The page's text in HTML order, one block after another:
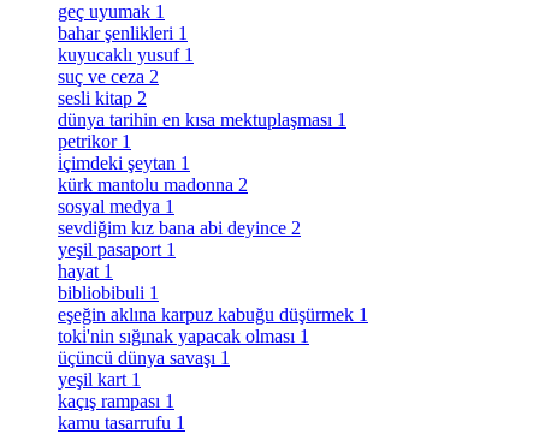
geç uyumak 1
bahar şenlikleri 1
kuyucaklı yusuf 1
suç ve ceza 2
sesli kitap 2
dünya tarihin en kısa mektuplaşması 1
petrikor 1
i̇çimdeki şeytan 1
kürk mantolu madonna 2
sosyal medya 1
sevdiğim kız bana abi deyince 2
yeşil pasaport 1
hayat 1
bibliobibuli 1
eşeğin aklına karpuz kabuğu düşürmek 1
toki̇'nin sığınak yapacak olması 1
üçüncü dünya savaşı 1
yeşil kart 1
kaçış rampası 1
kamu tasarrufu 1